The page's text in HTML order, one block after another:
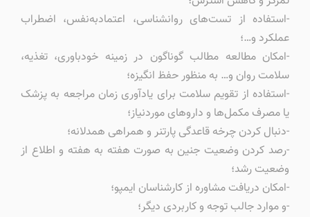
-استفاده از تست‌های روانشناسی، اعتماد‌به‌نفس، اضطراب
عملکرد و…؛
-امکان مطالعه مطالب گوناگون در زمینه خودباوری، تغذیه،
سلامت روان و… به منظور حفظ انگیزه؛
-استفاده از تقویم سلامت برای یادآوری زمان مراجعه به پزشک
یا مصرف مکمل‌ها و داروهای مورد‌نیاز؛
-دنبال کردن چرخه قاعدگی پارتنر و همراهی همدلانه؛
-رصد کردن وضعیت جنین به صورت هفته به هفته و اطلاع از
وضعیت رشد؛
-امکان دریافت مشاوره از کارشناسان ایمپو؛
-و موارد جالب توجه و کاربردی دیگر؛